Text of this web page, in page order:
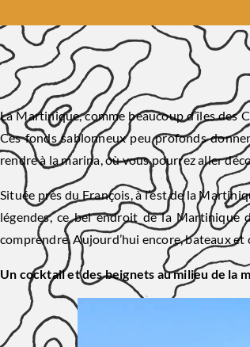
La Martinique, comme beaucoup d’îles
Ces fonds sablonneux peu profonds
rendre à la marina, où vous pourrez aller
Située près du François, à l’est de la
légendes, ce bel endroit de la Martinique
comprendre. Aujourd’hui encore, bateaux
Un cocktail et des beignets au milieu de la